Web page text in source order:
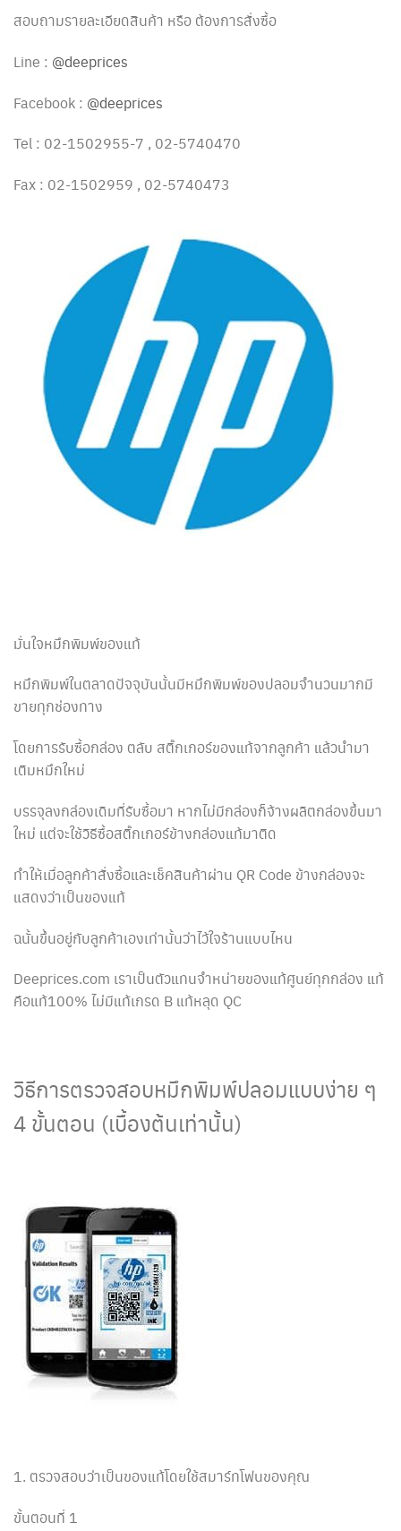
สอบถามรายละเอียดสินค้า หรือ ต้องการสั่งซื้อ
Line : @deeprices
Facebook : @deeprices
Tel : 02-1502955-7 , 02-5740470
Fax : 02-1502959 , 02-5740473
มั่นใจหมึกพิมพ์ของแท้
หมึกพิมพ์ในตลาดปัจจุบันนั้นมีหมึกพิมพ์ของปลอมจำนวนมากมี
ขายทุกช่องทาง
โดยการรับซื้อกล่อง ตลับ สติ๊กเกอร์ของแท้จากลูกค้า แล้วนำมา
เติมหมึกใหม่
บรรจุลงกล่องเดิมที่รับซื้อมา หากไม่มีกล่องก็จ้างผลิตกล่องขึ้นมา
ใหม่ แต่จะใช้วิธีซื้อสติ๊กเกอร์ข้างกล่องแท้มาติด
ทำให้เมื่อลูกค้าสั่งซื้อและเช็คสินค้าผ่าน QR Code ข้างกล่องจะ
แสดงว่าเป็นของแท้
ฉนั้นขึ้นอยู่กับลูกค้าเองเท่านั้นว่าไว้ใจร้านแบบไหน
Deeprices.com เราเป็นตัวแทนจำหน่ายของแท้ศูนย์ทุกกล่อง แท้
คือแท้100% ไม่มีแท้เกรด B แท้หลุด QC
วิธีการตรวจสอบหมึกพิมพ์ปลอมแบบง่าย ๆ
4 ขั้นตอน (เบื้องต้นเท่านั้น)
1. ตรวจสอบว่าเป็นของแท้โดยใช้สมาร์ทโฟนของคุณ
ขั้นตอนที่ 1